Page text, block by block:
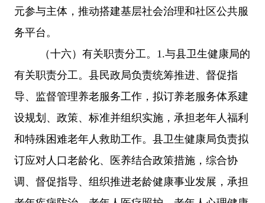
元参与主体，推动搭建基层社会治理和社区公共服
务平台。
（十六）有关职责分工。1.与县卫生健康局的
有关职责分工。县民政局负责统筹推进、督促指
导、监督管理养老服务工作，拟订养老服务体系建
设规划、政策、标准并组织实施，承担老年人福利
和特殊困难老年人救助工作。县卫生健康局负责拟
订应对人口老龄化、医养结合政策措施，综合协
调、督促指导、组织推进老龄健康事业发展，承担